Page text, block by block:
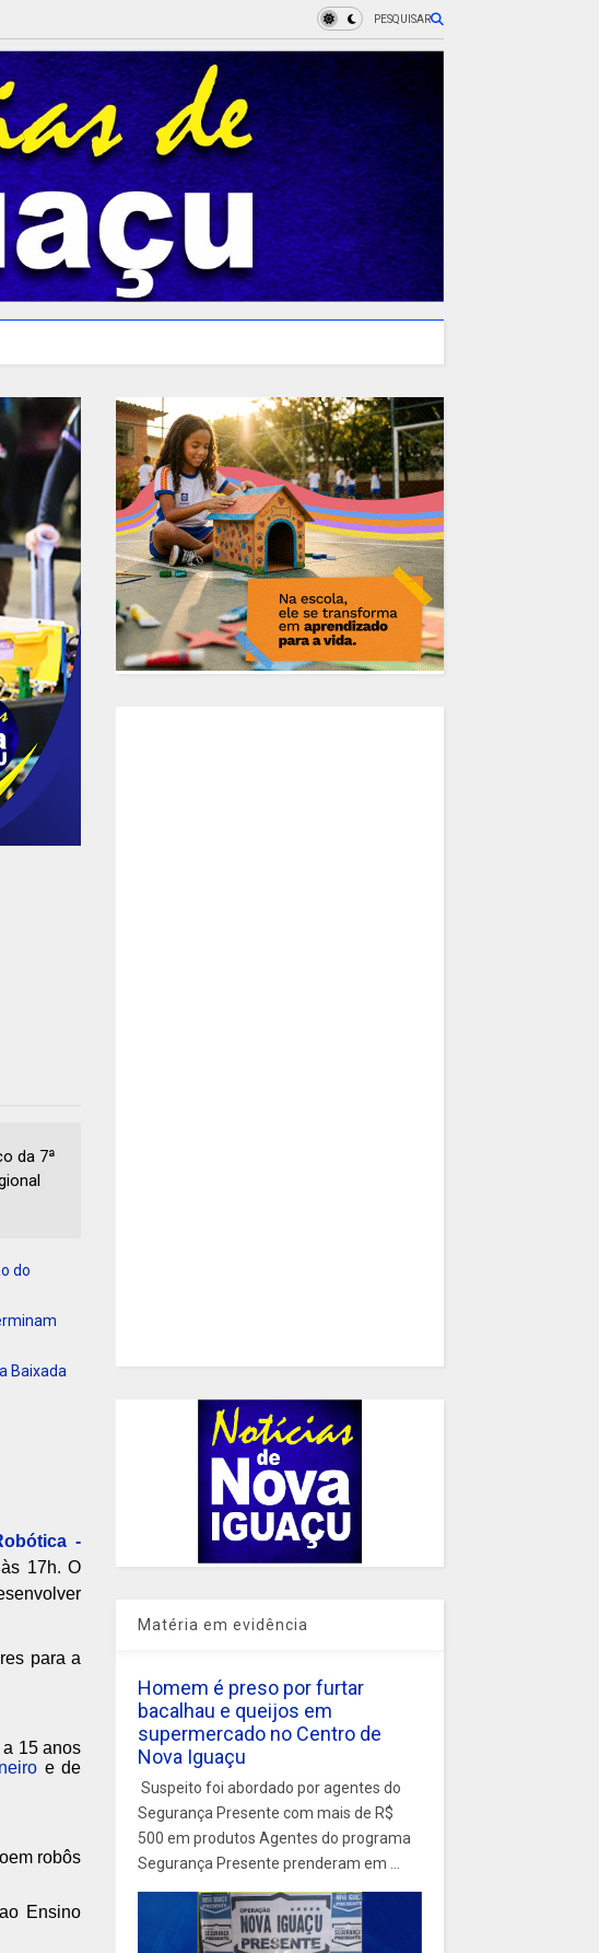
PESQUISAR
da 7ª
do
Baixada
-
17h. O
para a
15 anos
e de
robôs
Ensino
Matéria em evidência
Homem é preso por furtar
bacalhau e queijos em
supermercado no Centro de
Nova Iguaçu
Suspeito foi abordado por agentes do
Segurança Presente com mais de R$
500 em produtos Agentes do programa
Segurança Presente prenderam em ...